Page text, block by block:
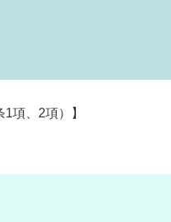
項、2項）】